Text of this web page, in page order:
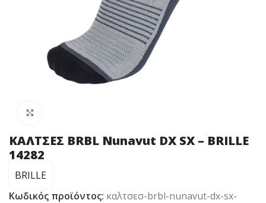
ΚΑΛΤΣΕΣ BRBL Nunavut DX SX – BRILLE
14282
BRILLE
Κωδικός προϊόντος: καλτσεσ-brbl-nunavut-dx-sx-